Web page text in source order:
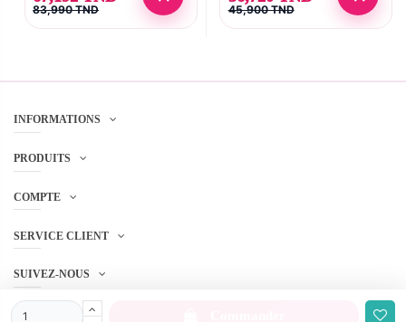
83,990 TND
ANTI-MARQUES 40ML
45,900 TND
INFORMATIONS
PRODUITS
COMPTE
SERVICE CLIENT
SUIVEZ-NOUS